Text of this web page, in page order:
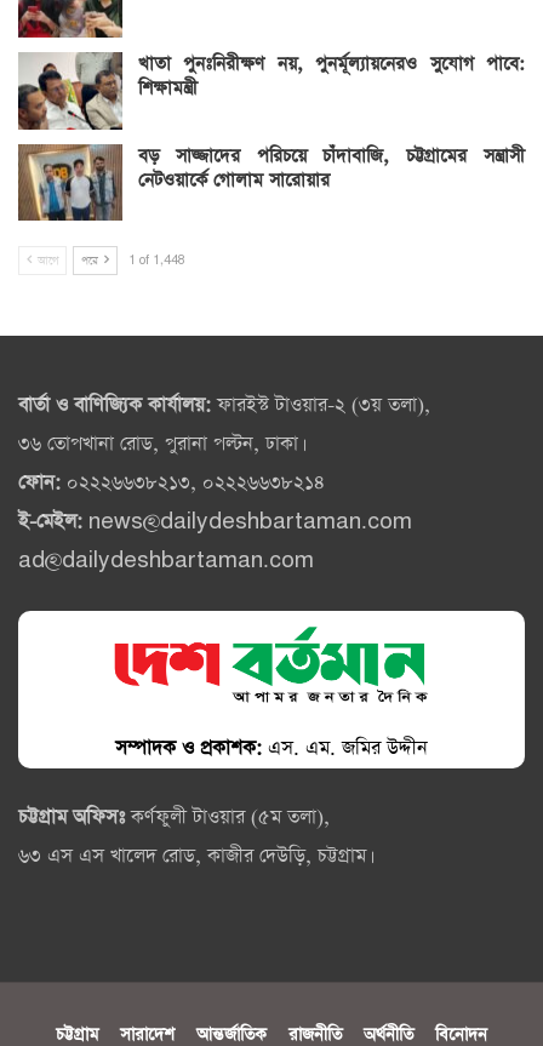
খাতা পুনঃনিরীক্ষণ নয়, পুনর্মূল্যায়নেরও সুযোগ পাবে:
শিক্ষামন্ত্রী
বড় সাজ্জাদের পরিচয়ে চাঁদাবাজি, চট্টগ্রামের সন্ত্রাসী
নেটওয়ার্কে গোলাম সারোয়ার
আগে পরে 1 of 1,448
বার্তা ও বাণিজ্যিক কার্যালয়:ফারইস্ট টাওয়ার-২ (৩য় তলা),
৩৬ তোপখানা রোড, পুরানা পল্টন, ঢাকা।
ফোন: ০২২২৬৬৩৮২১৩, ০২২২৬৬৩৮২১৪
ই-মেইল: news@dailydeshbartaman.com
ad@dailydeshbartaman.com
সম্পাদক ও প্রকাশক: এস. এম. জমির উদ্দীন
চট্টগ্রাম অফিসঃকর্ণফুলী টাওয়ার (৫ম তলা),
৬৩ এস এস খালেদ রোড, কাজীর দেউড়ি, চট্টগ্রাম।
চট্টগ্রাম সারাদেশ আন্তর্জাতিক রাজনীতি অর্থনীতি বিনোদন